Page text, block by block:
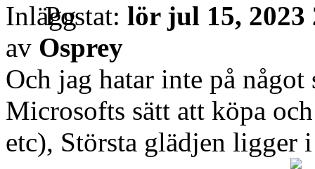
Postat: lör jul 15, 2023
av Osprey
Och jag hatar inte på
Microsofts sätt att köpa
etc), Största glädjen ligger